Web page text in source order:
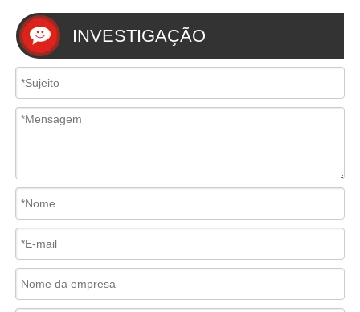
INVESTIGAÇÃO